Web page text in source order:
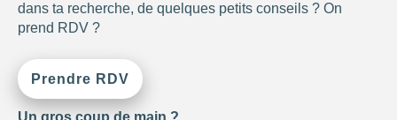
dans ta recherche, de quelques petits conseils ? On
prend RDV ?
Prendre RDV
BUDGET PAR
PERSONNE
0—768